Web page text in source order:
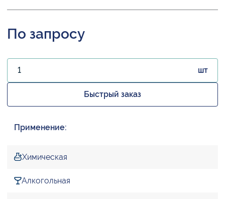
По запросу
шт
Быстрый заказ
Применение:
Химическая
Алкогольная